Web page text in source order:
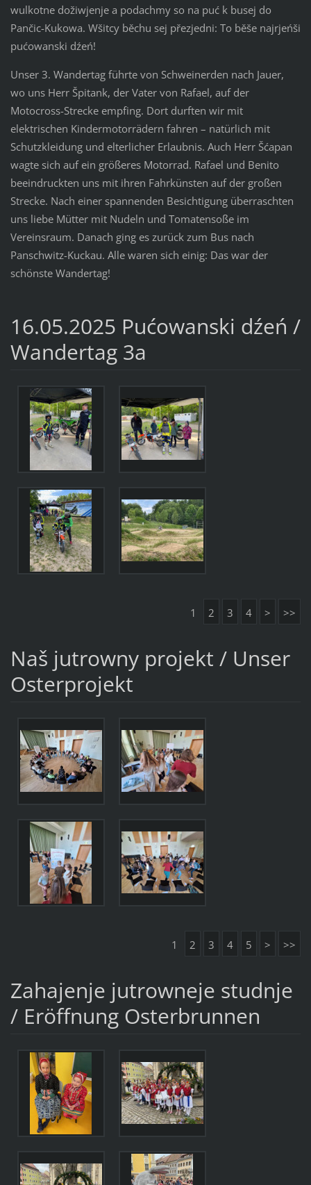
wulkotne dožiwjenje a podachmy so na puć k busej do
Pančic-Kukowa. Wšitcy běchu sej přezjedni: To běše najrjeńši
pućowanski dźeń!
Unser 3. Wandertag führte von Schweinerden nach Jauer,
wo uns Herr Špitank, der Vater von Rafael, auf der
Motocross-Strecke empfing. Dort durften wir mit
elektrischen Kindermotorrädern fahren – natürlich mit
Schutzkleidung und elterlicher Erlaubnis. Auch Herr Šćapan
wagte sich auf ein größeres Motorrad. Rafael und Benito
beeindruckten uns mit ihren Fahrkünsten auf der großen
Strecke. Nach einer spannenden Besichtigung überraschten
uns liebe Mütter mit Nudeln und Tomatensoße im
Vereinsraum. Danach ging es zurück zum Bus nach
Panschwitz-Kuckau. Alle waren sich einig: Das war der
schönste Wandertag!
16.05.2025 Pućowanski dźeń /
Wandertag 3a
1 2 3 4 > >>
Naš jutrowny projekt / Unser
Osterprojekt
1 2 3 4 5 > >>
Zahajenje jutrowneje studnje
/ Eröffnung Osterbrunnen